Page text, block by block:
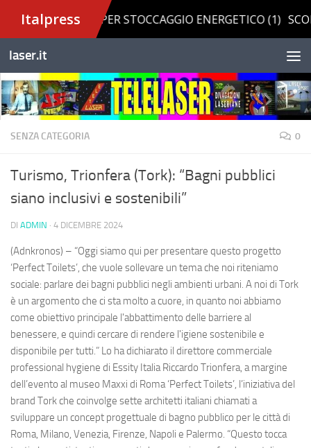
Salta al contenuto
laser.it
SENZA CATEGORIA 0
Turismo, Trionfera (Tork): “Bagni pubblici
siano inclusivi e sostenibili”
DI ADMIN · 4 DICEMBRE 2024
(Adnkronos) – “Oggi siamo qui per presentare questo progetto
‘Perfect Toilets’, che vuole sollevare un tema che noi riteniamo
sociale: parlare dei bagni pubblici negli ambienti urbani. A noi di Tork
è un argomento che ci sta molto a cuore, in quanto noi abbiamo
come obiettivo principale l'abbattimento delle barriere al
benessere, e quindi cercare di rendere l'igiene sostenibile e
disponibile per tutti.” Lo ha dichiarato il direttore commerciale
professional hygiene di Essity Italia Riccardo Trionfera, a margine
dell’evento al museo Maxxi di Roma ‘Perfect Toilets’, l’iniziativa del
brand Tork che coinvolge sette architetti italiani chiamati a
sviluppare un concept progettuale di bagno pubblico per le città di
Roma, Milano, Venezia, Firenze, Napoli e Palermo. “Questo tocca